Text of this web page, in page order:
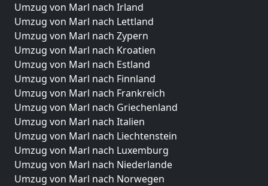
Umzug von Marl nach Irland
Umzug von Marl nach Lettland
Umzug von Marl nach Zypern
Umzug von Marl nach Kroatien
Umzug von Marl nach Estland
Umzug von Marl nach Finnland
Umzug von Marl nach Frankreich
Umzug von Marl nach Griechenland
Umzug von Marl nach Italien
Umzug von Marl nach Liechtenstein
Umzug von Marl nach Luxemburg
Umzug von Marl nach Niederlande
Umzug von Marl nach Norwegen